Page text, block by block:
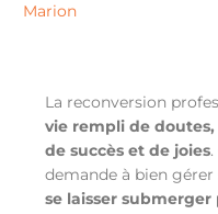
Marion
La reconversion
vie rempli de
de succès et de joies
demande à bien
se laisser